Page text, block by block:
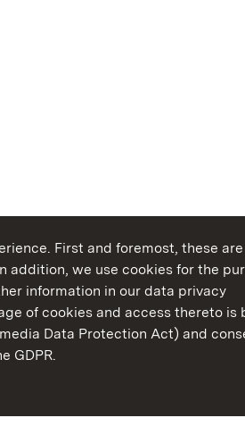
First and foremost, these are
addition, we use cookies for the
information in our data privacy
of cookies and access thereto is
Data Protection Act) and
GDPR.